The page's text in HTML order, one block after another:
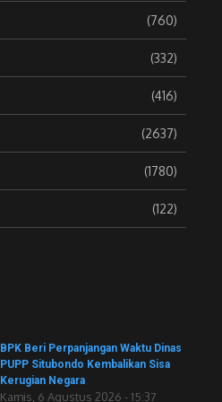
(760)
(332)
(416)
(2637)
(1780)
(122)
BPK Beri Perpanjangan Waktu Dinas
PUPP Situbondo Kembalikan Sisa
Kerugian Negara
Kamis, 6 Agustus 2026 - 15:37